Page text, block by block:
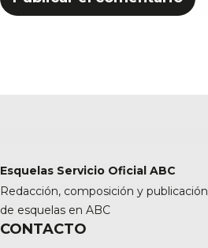
Esquelas Servicio Oficial ABC
Redacción, composición y publicación
de esquelas en ABC
CONTACTO